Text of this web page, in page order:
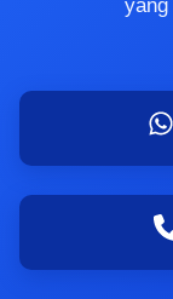
Selain itu,
ramai-
dalam
yang